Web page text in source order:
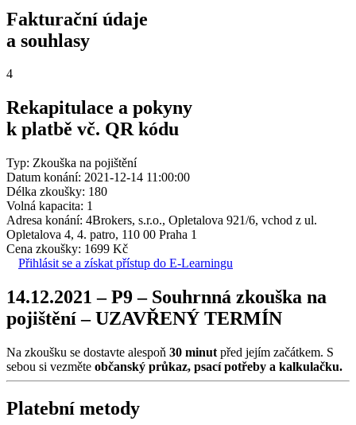
Fakturační údaje
a souhlasy
4
Rekapitulace a pokyny
k platbě vč. QR kódu
Typ: Zkouška na pojištění
Datum konání: 2021-12-14 11:00:00
Délka zkoušky: 180
Volná kapacita: 1
Adresa konání: 4Brokers, s.r.o., Opletalova 921/6, vchod z ul.
Opletalova 4, 4. patro, 110 00 Praha 1
Cena zkoušky: 1699 Kč
Přihlásit se a získat přístup do E-Learningu
14.12.2021 – P9 – Souhrnná zkouška na
pojištění – UZAVŘENÝ TERMÍN
Na zkoušku se dostavte alespoň 30 minut před jejím začátkem. S
sebou si vezměte občanský průkaz, psací potřeby a kalkulačku.
Platební metody